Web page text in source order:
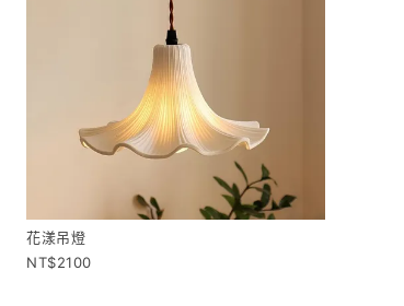
花漾吊燈
2100